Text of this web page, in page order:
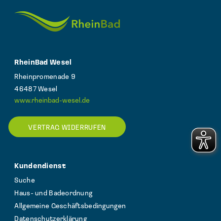
RheinBad Wesel
Rheinpromenade 9
46487 Wesel
www.rheinbad-wesel.de
VERTRAG WIDERRUFEN
Kundendienst
Suche
Haus- und Badeordnung
Allgemeine Geschäftsbedingungen
Datenschutzerklärung